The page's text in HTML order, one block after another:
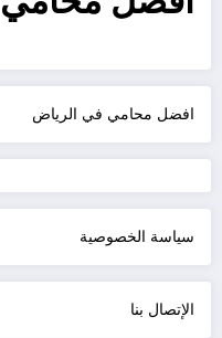
افضل محامي في الرياض
سياسة الخصوصية
الإتصال بنا